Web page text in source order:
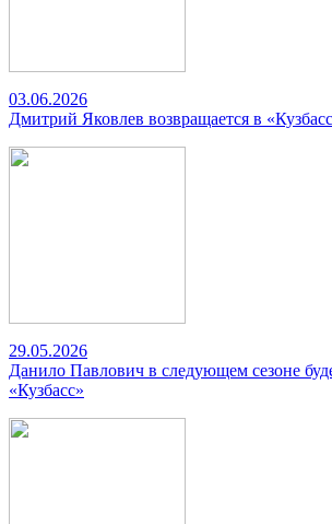
03.06.2026
Дмитрий Яковлев возвращается в
29.05.2026
Данило Павлович в следующем сезоне
«Кузбасс»